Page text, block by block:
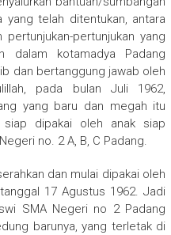
telah ditentukan, antara
pertunjukan yang
dalam kotamadya Padang
dan bertanggung jawab oleh
pada bulan Juli 1962,
yang baru dan megah itu
siap dipakai oleh anak siap
no. 2 A, B, C Padang.
dan mulai dipakai oleh
17 Agustus 1962. Jadi
SMA Negeri no 2 Padang
barunya, yang terletak di